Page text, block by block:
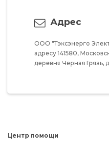
Адрес
ООО "Тэксэнерго
адресу 141580,
деревня Чёрная Грязь,
Центр помощи